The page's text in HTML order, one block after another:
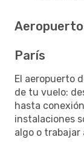
París
El aeropuerto
de tu vuelo:
hasta
instalaciones
algo o trabajar